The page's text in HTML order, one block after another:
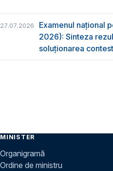
27.07.2026
Examenul național
2026): Sinteza
soluționarea
MINISTER
Organigramă
Ordine de ministru